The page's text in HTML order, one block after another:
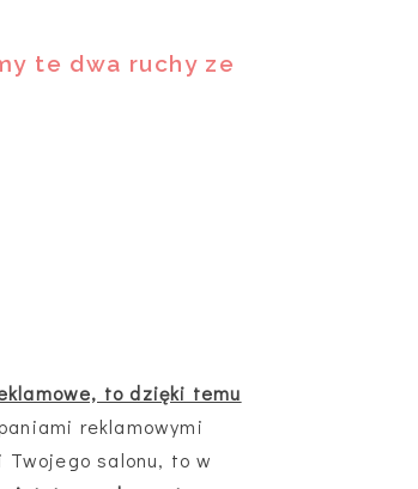
te dwa ruchy ze
to dzięki temu
reklamowymi
salonu, to w